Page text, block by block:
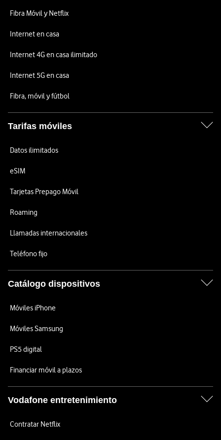
Fibra Móvil y Netflix
Internet en casa
Internet 4G en casa ilimitado
Internet 5G en casa
Fibra, móvil y fútbol
Tarifas móviles
Datos ilimitados
eSIM
Tarjetas Prepago Móvil
Roaming
Llamadas internacionales
Teléfono fijo
Catálogo dispositivos
Móviles iPhone
Móviles Samsung
PS5 digital
Financiar móvil a plazos
Vodafone entretenimiento
Contratar Netflix